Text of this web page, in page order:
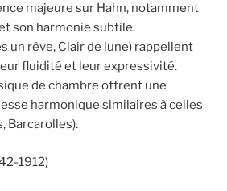
majeure sur Hahn, notamment
son harmonie subtile.
un rêve, Clair de lune) rappellent
fluidité et leur expressivité.
de chambre offrent une
harmonique similaires à celles
Barcarolles).
1912)